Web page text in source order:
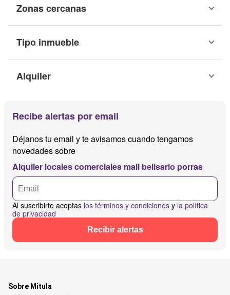
Zonas cercanas
Tipo inmueble
Alquiler
Recibe alertas por email
Déjanos tu email y te avisamos cuando tengamos
novedades sobre
Alquiler locales comerciales mall belisario porras
Al suscribirte aceptas los términos y condiciones y la política
de privacidad
Recibir alertas
Sobre Mitula